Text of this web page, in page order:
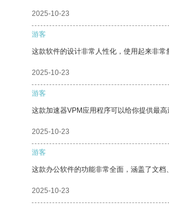
2025-10-23
游客
这款软件的设计非常人性化，使用起来非常
2025-10-23
游客
这款加速器VPM应用程序可以给你提供最
2025-10-23
游客
这款办公软件的功能非常全面，涵盖了文
2025-10-23